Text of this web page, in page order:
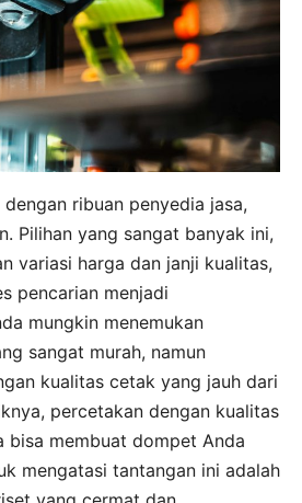
ribuan penyedia jasa,
Pilihan yang sangat banyak ini,
variasi harga dan janji kualitas,
pencarian menjadi
mungkin menemukan
sangat murah, namun
kualitas cetak yang jauh dari
percetakan dengan kualitas
bisa membuat dompet Anda
mengatasi tantangan ini adalah